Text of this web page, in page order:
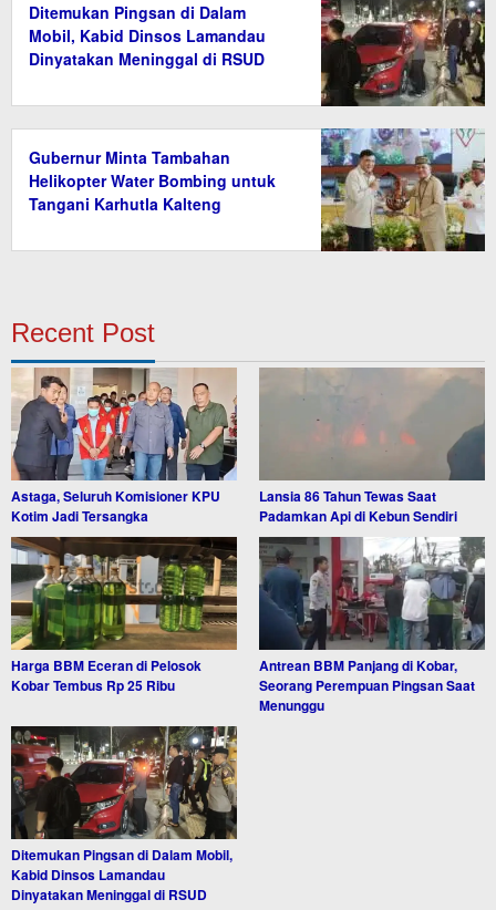
Ditemukan Pingsan di Dalam
Mobil, Kabid Dinsos Lamandau
Dinyatakan Meninggal di RSUD
Gubernur Minta Tambahan
Helikopter Water Bombing untuk
Tangani Karhutla Kalteng
Recent Post
Astaga, Seluruh Komisioner KPU
Kotim Jadi Tersangka
Lansia 86 Tahun Tewas Saat
Padamkan Api di Kebun Sendiri
Harga BBM Eceran di Pelosok
Kobar Tembus Rp 25 Ribu
Antrean BBM Panjang di Kobar,
Seorang Perempuan Pingsan Saat
Menunggu
Ditemukan Pingsan di Dalam Mobil,
Kabid Dinsos Lamandau
Dinyatakan Meninggal di RSUD